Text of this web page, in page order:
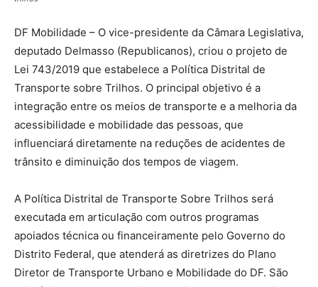
DF Mobilidade – O vice-presidente da Câmara Legislativa,
deputado Delmasso (Republicanos), criou o projeto de
Lei 743/2019 que estabelece a Política Distrital de
Transporte sobre Trilhos. O principal objetivo é a
integração entre os meios de transporte e a melhoria da
acessibilidade e mobilidade das pessoas, que
influenciará diretamente na reduções de acidentes de
trânsito e diminuição dos tempos de viagem.
A Política Distrital de Transporte Sobre Trilhos será
executada em articulação com outros programas
apoiados técnica ou financeiramente pelo Governo do
Distrito Federal, que atenderá as diretrizes do Plano
Diretor de Transporte Urbano e Mobilidade do DF. São